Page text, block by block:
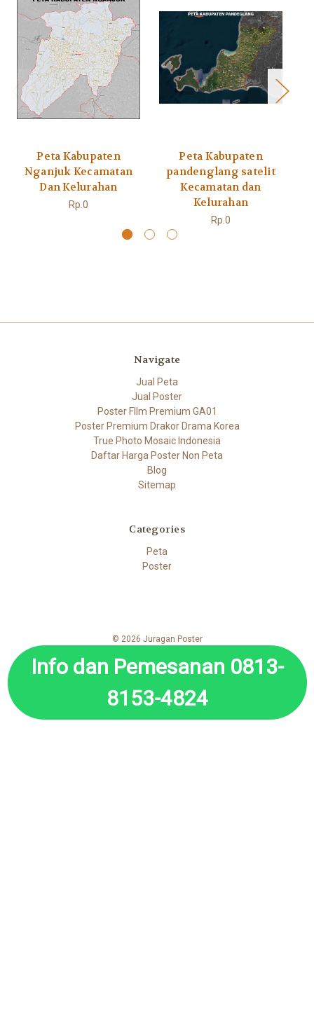
Peta Kabupaten
Nganjuk Kecamatan
Dan Kelurahan
Rp.0
Peta Kabupaten
pandenglang satelit
Kecamatan dan
Kelurahan
Rp.0
Navigate
Jual Peta
Jual Poster
Poster FIlm Premium GA01
Poster Premium Drakor Drama Korea
True Photo Mosaic Indonesia
Daftar Harga Poster Non Peta
Blog
Sitemap
Categories
Peta
Poster
© 2026 Juragan Poster
Info dan Pemesanan 0813-
8153-4824